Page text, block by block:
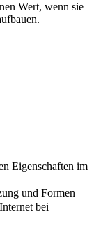
Wert, wenn sie
Eigenschaften im
und Formen
bei